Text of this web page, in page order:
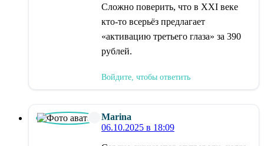
Сложно поверить, что в XXI веке
кто-то всерьёз предлагает
«активацию третьего глаза» за 390
рублей.
Войдите, чтобы ответить
Marina
06.10.2025 в 18:09